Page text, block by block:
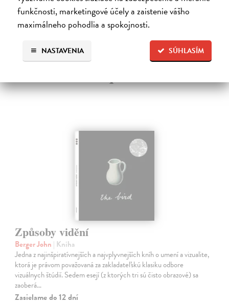
funkčnosti, marketingové účely a zaistenie vášho
maximálneho pohodlia a spokojnosti.
SÚHLASÍM
NASTAVENIA
Ďalšie z kategórie design, móda,
Způsoby vidění
Berger John | Kniha
Jedna z najinšpiratívnejších a najvplyvnejších kníh o umení a vizualite,
ktorá je právom považovaná za zakladateľskú klasiku odbore
vizuálnych štúdií. Sedem esejí (z ktorých tri sú čisto obrazové) sa
zaoberá…
Zasielame do 12 dní